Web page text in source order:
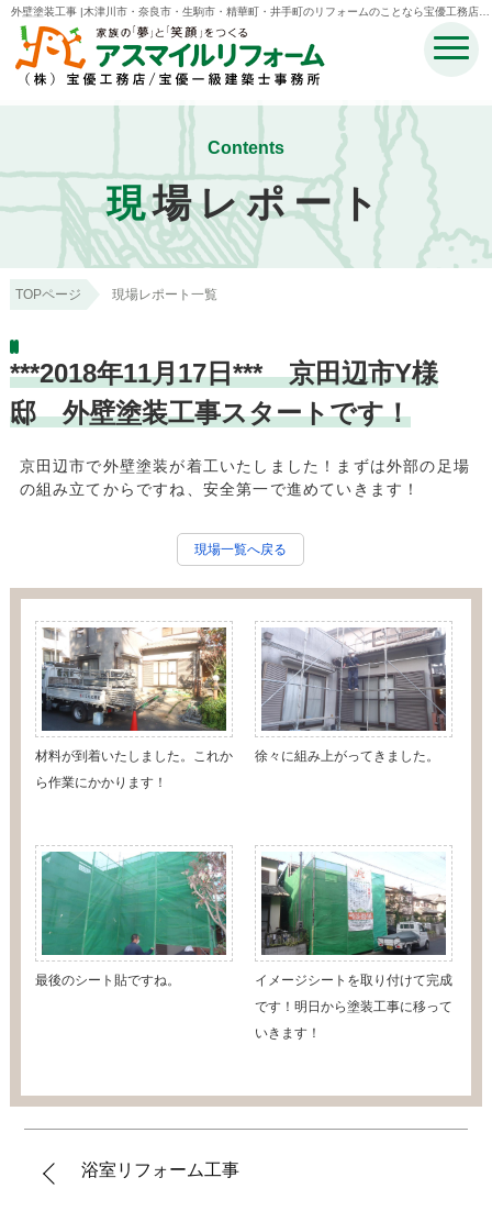
外壁塗装工事 |木津川市・奈良市・生駒市・精華町・井手町のリフォームのことなら宝優工務店ア
スマイルリフォーム
Contents
現場レポート
TOPページ 現場レポート一覧
***2018年11月17日*** 京田辺市Y様
邸 外壁塗装工事スタートです！
京田辺市で外壁塗装が着工いたしました！まずは外部の足場
の組み立てからですね、安全第一で進めていきます！
現場一覧へ戻る
材料が到着いたしました。これか
ら作業にかかります！
徐々に組み上がってきました。
最後のシート貼ですね。
イメージシートを取り付けて完成
です！明日から塗装工事に移って
いきます！
浴室リフォーム工事